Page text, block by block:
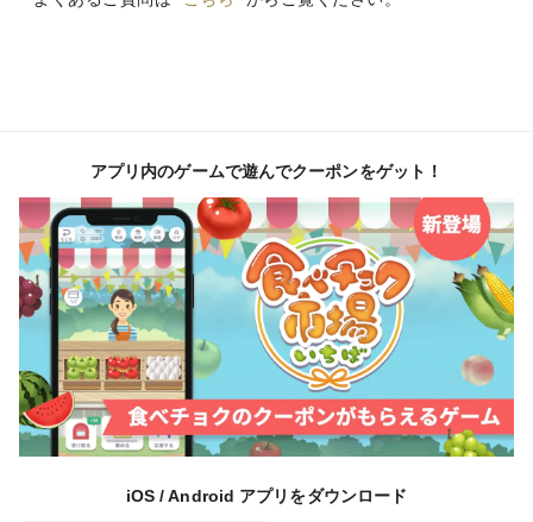
アプリ内のゲームで遊んでクーポンをゲット！
iOS / Android アプリをダウンロード